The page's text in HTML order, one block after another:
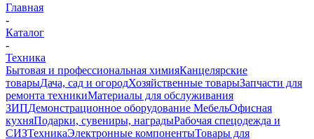
Главная
-
Каталог
-
Техника
Бытовая и профессиональная химияКанцелярские
товарыДача, сад и огородХозяйственные товарыЗапчасти для
ремонта техникиМатериалы для обслуживания
ЗИПДемонстрационное оборудование МебельОфисная
кухняПодарки, сувениры, наградыРабочая спецодежда и
СИЗТехникаЭлектронные компонентыТовары для